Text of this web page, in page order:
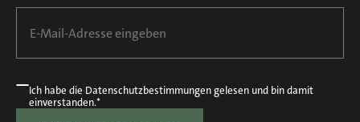
Ich habe die Datenschutzbestimmungengelesen und bin damit
einverstanden.*